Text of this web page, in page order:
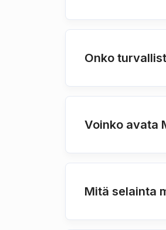
Onko
Voinko avata
Mitä selainta